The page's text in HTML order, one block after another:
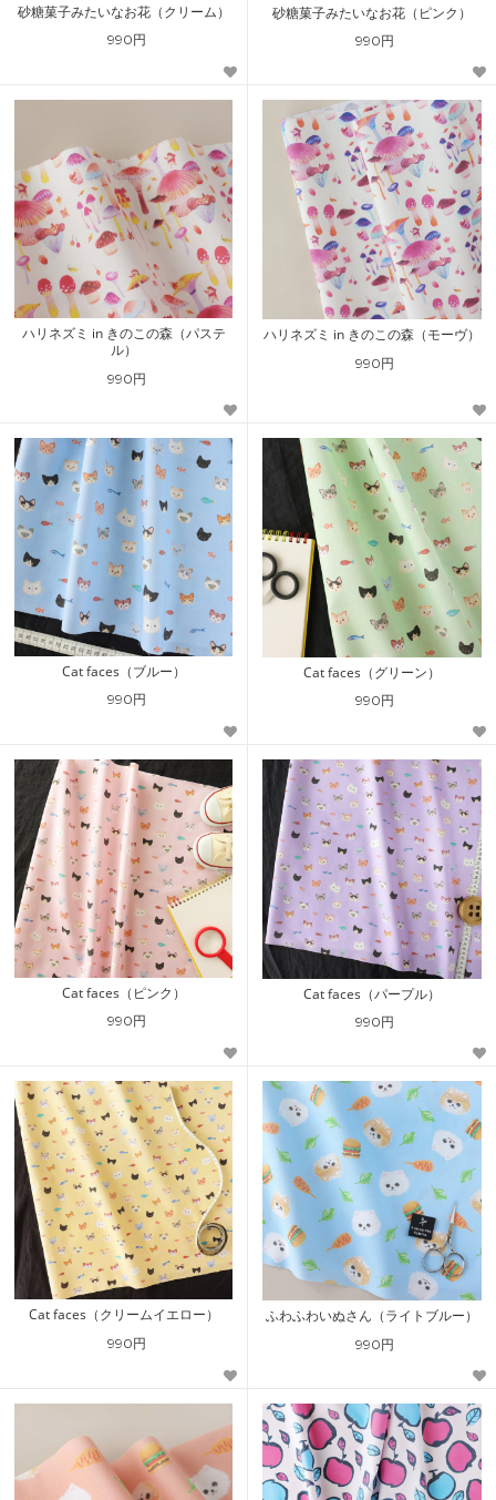
砂糖菓子みたいなお花（クリーム）
990円
砂糖菓子みたいなお花（ピンク）
990円
ハリネズミ in きのこの森（パステ
ル）
990円
ハリネズミ in きのこの森（モーヴ）
990円
Cat faces（ブルー）
990円
Cat faces（グリーン）
990円
Cat faces（ピンク）
990円
Cat faces（パープル）
990円
Cat faces（クリームイエロー）
990円
ふわふわいぬさん（ライトブルー）
990円